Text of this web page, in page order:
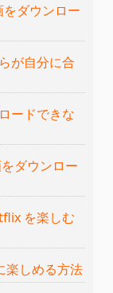
ダウンロー
が自分に合
ードできな
ダウンロー
を楽しむ
楽しめる方法